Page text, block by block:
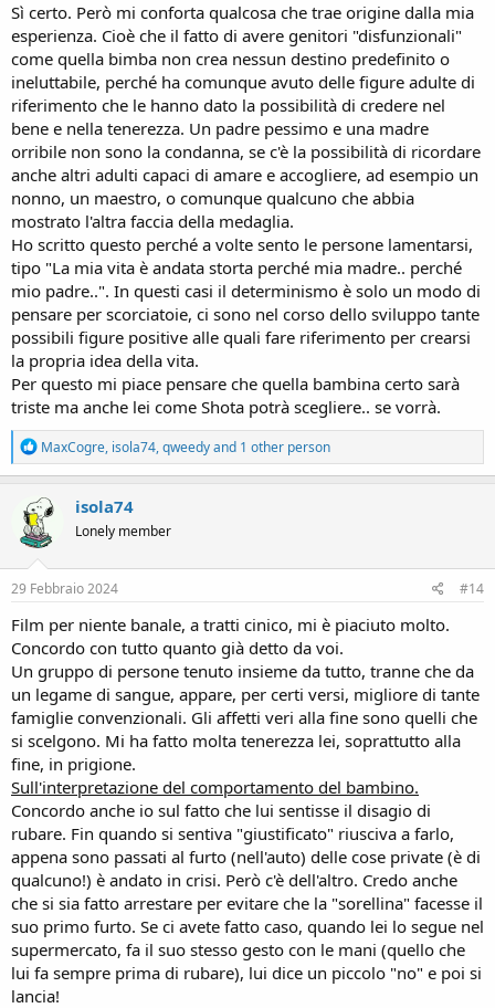
Sì certo. Però mi conforta qualcosa che trae origine dalla mia
esperienza. Cioè che il fatto di avere genitori "disfunzionali"
come quella bimba non crea nessun destino predefinito o
ineluttabile, perché ha comunque avuto delle figure adulte di
riferimento che le hanno dato la possibilità di credere nel
bene e nella tenerezza. Un padre pessimo e una madre
orribile non sono la condanna, se c'è la possibilità di ricordare
anche altri adulti capaci di amare e accogliere, ad esempio un
nonno, un maestro, o comunque qualcuno che abbia
mostrato l'altra faccia della medaglia.
Ho scritto questo perché a volte sento le persone lamentarsi,
tipo "La mia vita è andata storta perché mia madre.. perché
mio padre..". In questi casi il determinismo è solo un modo di
pensare per scorciatoie, ci sono nel corso dello sviluppo tante
possibili figure positive alle quali fare riferimento per crearsi
la propria idea della vita.
Per questo mi piace pensare che quella bambina certo sarà
triste ma anche lei come Shota potrà scegliere.. se vorrà.
R
e
a
c
t
i
o
n
s
MaxCogre, isola74,qweedyand 1 other person
isola74
Lonely member
29 Febbraio 2024 #14
Film per niente banale, a tratti cinico, mi è piaciuto molto.
Concordo con tutto quanto già detto da voi.
Un gruppo di persone tenuto insieme da tutto, tranne che da
un legame di sangue, appare, per certi versi, migliore di tante
famiglie convenzionali. Gli affetti veri alla fine sono quelli che
si scelgono. Mi ha fatto molta tenerezza lei, soprattutto alla
fine, in prigione.
Sull'interpretazione del comportamento del bambino.
Concordo anche io sul fatto che lui sentisse il disagio di
rubare. Fin quando si sentiva "giustificato" riusciva a farlo,
appena sono passati al furto (nell'auto) delle cose private (è di
qualcuno!) è andato in crisi. Però c'è dell'altro. Credo anche
che si sia fatto arrestare per evitare che la "sorellina" facesse il
suo primo furto. Se ci avete fatto caso, quando lei lo segue nel
supermercato, fa il suo stesso gesto con le mani (quello che
lui fa sempre prima di rubare), lui dice un piccolo "no" e poi si
lancia!